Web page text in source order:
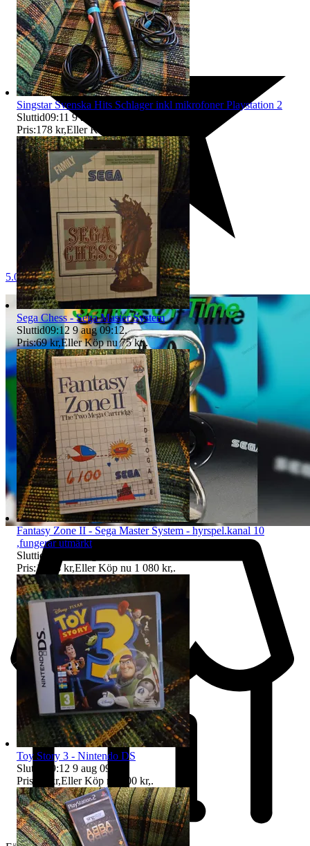
5.0
Singstar Svenska Hits Schlager inkl mikrofoner Playstation 2
Sluttid09:11 9 aug 09:11
Pris:178 kr,Eller Köp nu
Sega Chess - Sega Master System
Sluttid09:12 9 aug 09:12.
Pris:69 kr,Eller Köp nu 75 kr,.
Fantasy Zone II - Sega Master System - hyrspel.kanal 10
,fungerar utmärkt
Sluttid
Pris:1 078 kr,Eller Köp nu 1 080 kr,.
Toy Story 3 - Nintendo DS
Sluttid
09:12 9 aug 09:12
Pris:
98 kr,Eller Köp nu 100 kr,.